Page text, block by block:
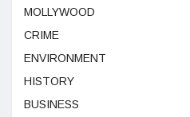
MOLLYWOOD
CRIME
ENVIRONMENT
HISTORY
BUSINESS